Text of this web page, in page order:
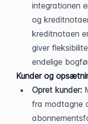
integrationen
og
kreditnotaen
giver
endelige
Kunder og
Opret kunder:
fra modtagne